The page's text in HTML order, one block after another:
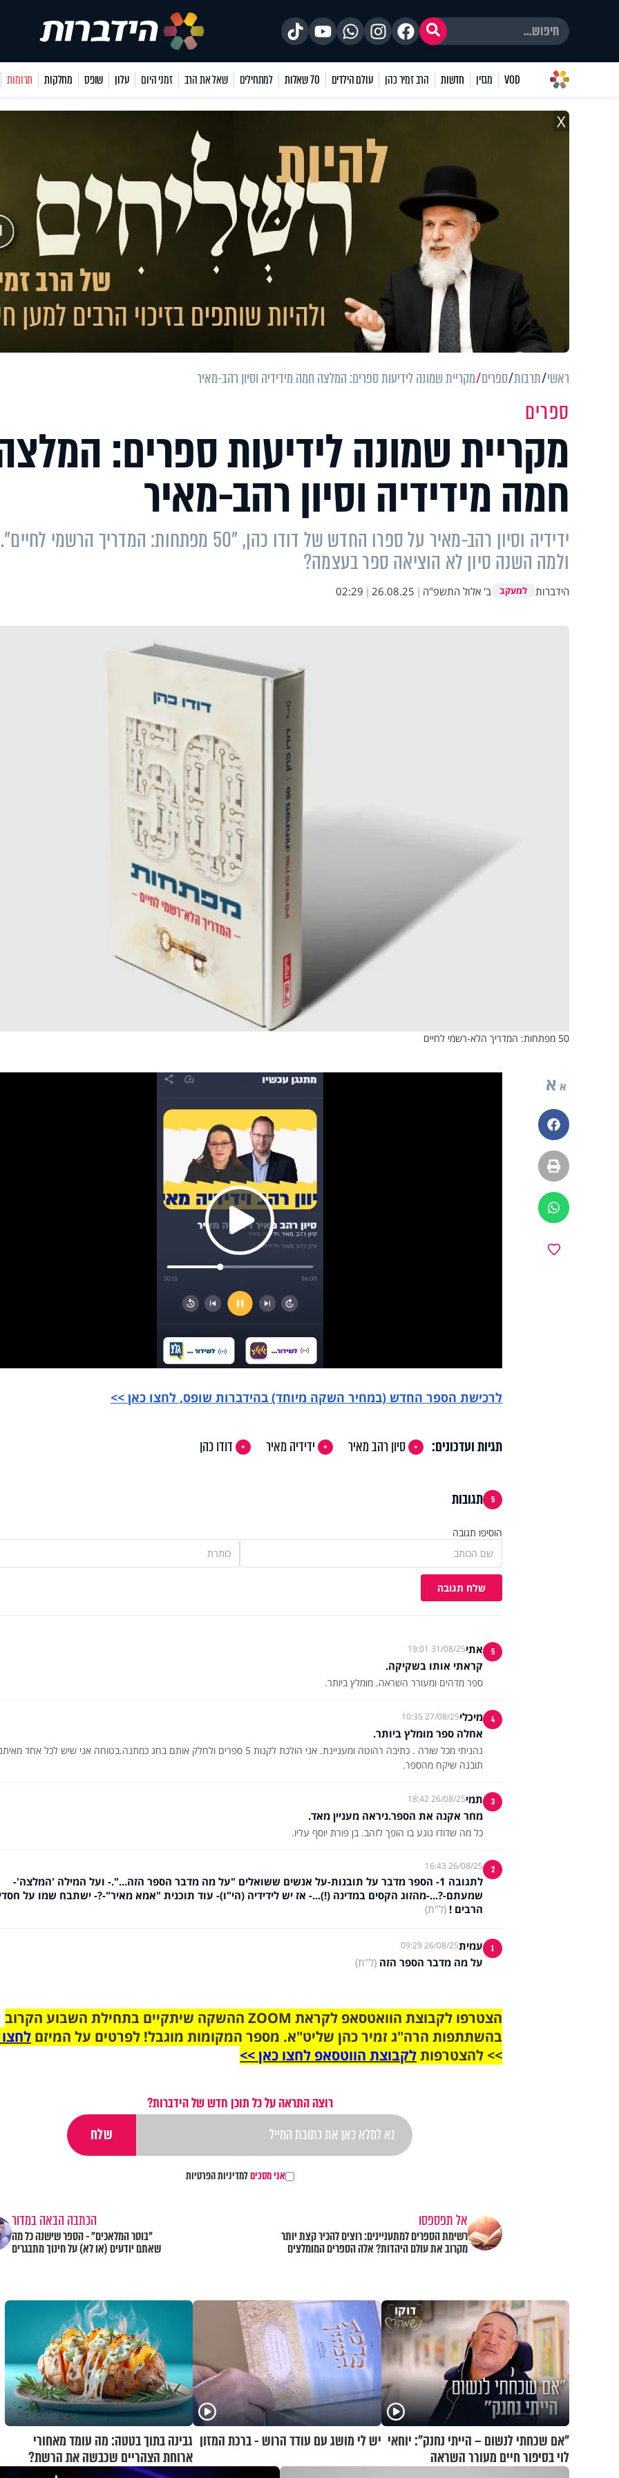
VOD מגזין חדשות הרב זמיר כהן עולם הילדים 70 שאלות למתחילים שאל את הרב זמני היום עלון שופס מחלקות תרומות
X
ראשי תרבות ספרים מקריית שמונה לידיעות ספרים: המלצה חמה מידידיה וסיון רהב-מאיר
ספרים
מקריית שמונה לידיעות ספרים:
חמה מידידיה וסיון רהב-מאיר
ידידיה וסיון רהב-מאיר על ספרו החדש של דודו כהן, "50 מפתחות: המדריך הרשמי לחיים".
ולמה השנה סיון לא הוציאה ספר בעצמה?
הידברות למעקב ב' אלול התשפ"ה |
26.08.25
|
02:29
50 מפתחות: המדריך הלא-רשמי לחיים
א א
פייסבוק
הדפסה
ווטסאפ
Play
Video
לרכישת הספר החדש (במחיר השקה מיוחד) בהידברות שופס, לחצו כאן >>
תגיות ועדכונים: סיון רהב מאיר ידידיה מאיר דודו כהן
5 תגובות
הוסיפו תגובה
שלח תגובה
5 אתי31/08/25 19:01
קראתי אותו בשקיקה.
ספר מדהים ומעורר השראה. מומלץ ביותר.
4 מיכלי27/08/25 10:35
אחלה ספר מומלץ ביותר.
נהניתי מכל שורה . כתיבה רהוטה ומעניינת. אני הולכת לקנות 5 ספרים ולחלק אותם בחג כמתנה.בטוחה אני שיש לכל אחד
תובנה שיקח מהספר.
3 תמי26/08/25 18:42
מחר אקנה את הספר.ניראה מעניין מאד.
כל מה שדודו נוגע בו הופך לזהב. בן פורת יוסף עליו.
2
26/08/25 16:43
לתגובה 1- הספר מדבר על תובנות-על אנשים ששואלים "על מה מדבר הספר הזה...".- ועל המילה 'המלצה'-
שמעתם-?...-מהזוג הקסים במדינה (!)...- אז יש לידידיה (הי"ו)- עוד תוכנית "אמא מאיר"-?- ישתבח שמו על
הרבים ! (ל"ת)
1 עמית26/08/25 09:29
על מה מדבר הספר הזה (ל"ת)
הצטרפו לקבוצת הוואטסאפ לקראת ZOOM ההשקה שיתקיים בתחילת השבוע הקרוב
בהשתתפות הרה"ג זמיר כהן שליט"א. מספר המקומות מוגבל! לפרטים על המיזם
>> להצטרפותלקבוצת הווטסאפ לחצו כאן >>
רוצה התראה על כל תוכן חדש של הידברות?
אני מסכיםלמדיניות הפרטיות
אל תפספסו
רשימת הספרים למתעניינים: רוצים להכיר קצת יותר
מקרוב את עולם היהדות? אלה הספרים המומלצים
הכתבה הבאה במדור
"בוסר המלאכים" - הספר שישנה כל מה
שאתם יודעים (או לא) על חינוך מתבגרים
"אם שכחתי לנשום – הייתי נחנק": יוחאי
לוי בסיפור חיים מעורר השראה
יש לי מושג עם עודד הרוש - ברכת המזון גבינה בתוך בטטה: מה עומד מאחורי
ארוחת הצהריים שכבשה את הרשת?